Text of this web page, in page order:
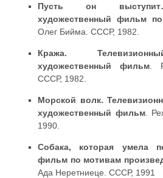
Пусть он
художественный фильм
Олег Бийма. СССР, 1982.
Кража.
художественный фильм.
СССР, 1982.
Морской волк.
художественный фильм.
1990.
Собака, которая умела
фильм по мотивам
Ада Неретниеце. СССР, 1991